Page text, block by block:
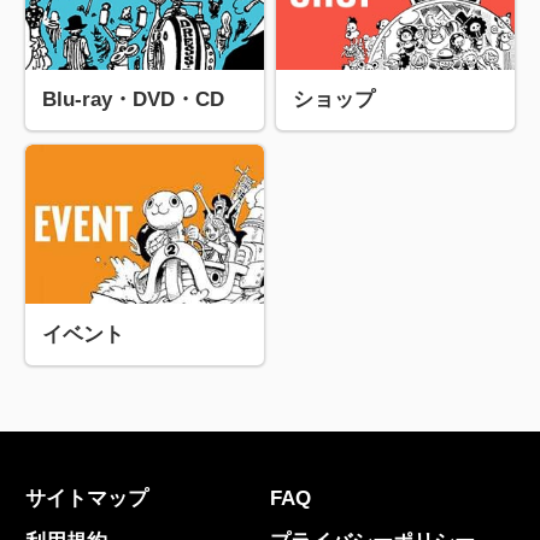
Blu-ray・DVD・CD ショップ
イベント
サイトマップ
FAQ